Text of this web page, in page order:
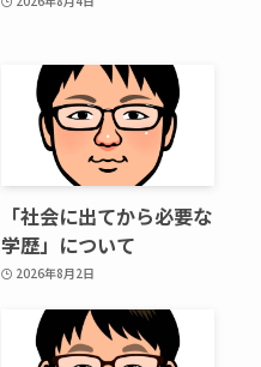
「社会に出てから必要な
学歴」について
2026年8月2日